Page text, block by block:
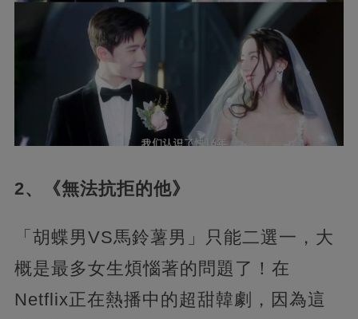
2、《無法抗拒的他》
「胡蝶男VS馬鈴薯男」只能二選一，大
概是最多女生煩惱著的問題了！在
Netflix正在熱播中的超甜韓劇，因為這